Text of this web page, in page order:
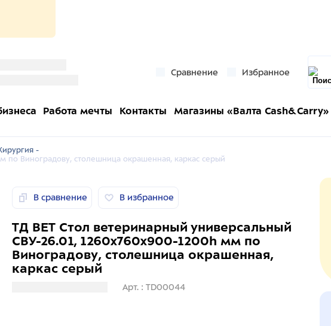
Сравнение Избранное
Работа мечты Контакты Магазины «Валта Cash&Carry»
-
по Виноградову, столешница окрашенная, каркас серый
В сравнение В избранное
ТД ВЕТ Стол ветеринарный универсальный
СВУ-26.01, 1260x760x900-1200h мм по
Виноградову, столешница окрашенная,
каркас серый
Арт. : TD00044